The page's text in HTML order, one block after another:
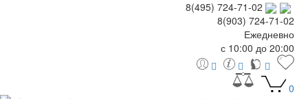
8(495) 724-71-02
8(903) 724-71-02
Ежедневно
с 10:00 до 20:00
0